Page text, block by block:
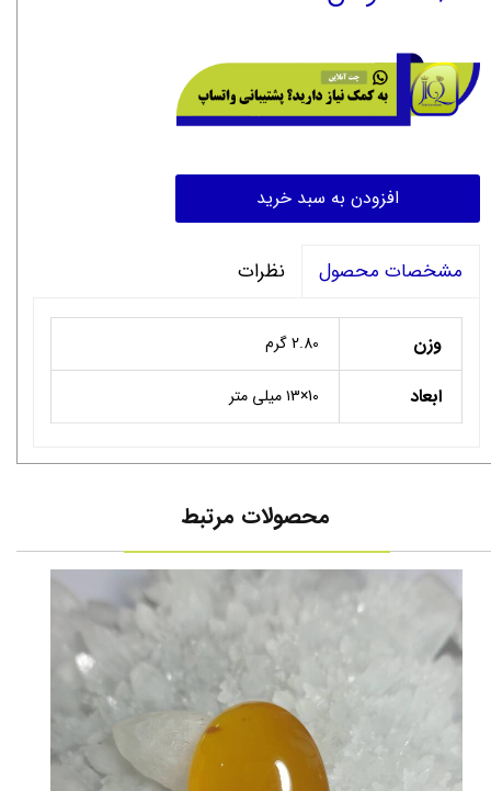
افزودن به سبد خرید
مشخصات محصول نظرات
وزن 2.80 گرم
ابعاد 10×۱3 میلی متر
محصولات مرتبط